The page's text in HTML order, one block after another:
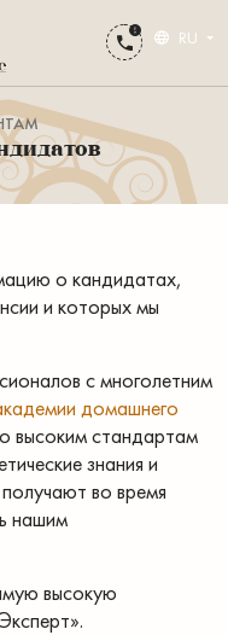
RU
о кандидатах,
и которых мы
с многолетним
домашнего
высоким стандартам
знания и
во время
нашим
высокую